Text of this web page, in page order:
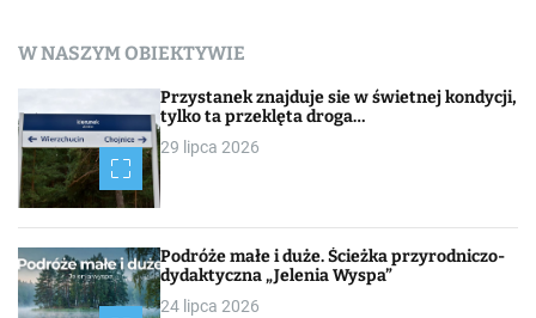
W NASZYM OBIEKTYWIE
Przystanek znajduje sie w świetnej kondycji,
tylko ta przeklęta droga…
29 lipca 2026
Podróże małe i duże. Ścieżka przyrodniczo-
dydaktyczna „Jelenia Wyspa”
24 lipca 2026